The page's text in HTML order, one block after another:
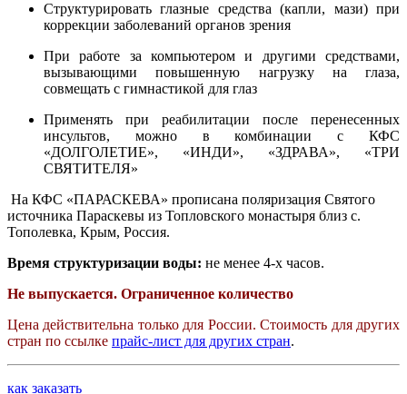
Структурировать глазные средства (капли, мази) при
коррекции заболеваний органов зрения
При работе за компьютером и другими средствами,
вызывающими повышенную нагрузку на глаза,
совмещать с гимнастикой для глаз
Применять при реабилитации после перенесенных
инсультов, можно в комбинации с КФС
«ДОЛГОЛЕТИЕ», «ИНДИ», «ЗДРАВА», «ТРИ
СВЯТИТЕЛЯ»
На КФС «ПАРАСКЕВА» прописана поляризация Святого
источника Параскевы из Топловского монастыря близ с.
Тополевка, Крым, Россия.
Время структуризации воды: не менее 4-х часов.
Не выпускается. Ограниченное количество
Цена действительна только для России. Стоимость для других
стран по ссылке прайс-лист для других стран.
как заказать